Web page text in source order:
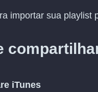
importar sua playlist
iTunes